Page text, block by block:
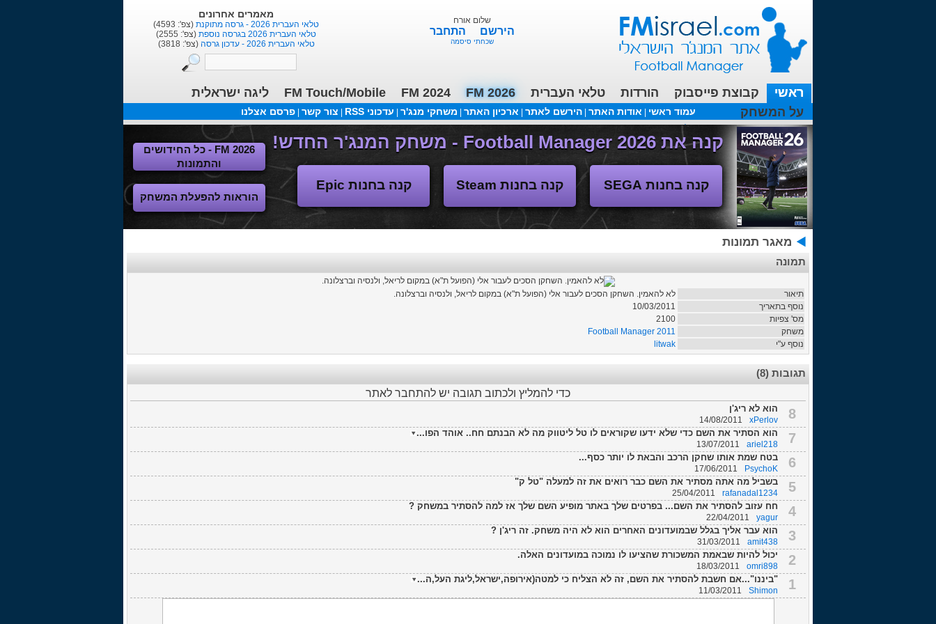
הורדות אחרונות
FM 26 - ליגות נמוכות, תקציבים, העברות 13/2
(הו': 1384)
תלבושת לליגת העל+הלאומית(הו': 1093)
ליגות נשים ישראלית בכדורגל(הו': 105)
שלום אורח
הירשם התחבר
שכחתי סיסמה
ראשי קבוצת פייסבוק הורדות טלאי העברית FM 2026
FM 2024
FM Touch/Mobile
ליגה ישראלית
על המשחק
עמוד ראשי אודות האתר |הירשם לאתר ארכיון האתר משחקי מנג'ר עדכוני RSS צור קשר פרסם אצלנו
עכשיו בפורומים:FM19- איך יוצאים לחופשה עם המאמן ?
קנה את Football Manager 2026 - משחק המנג'ר החדש!
קנה בחנות SEGA קנה בחנות Steam קנה בחנות Epic
FM 2026 - כל החידושים
והתמונות
הוראות להפעלת המשחק
מאגר תמונות
תמונה
תיאור
לא להאמין. השחקן הסכים לעבור אלי (הפועל ת"א) במקום לריאל, ולנסיה וברצלונה.
נוסף בתאריך
10/03/2011
מס' צפיות
2100
משחק
Football Manager 2011
נוסף ע"י
litwak
תגובות (8)
כדי להמליץ ולכתוב תגובה יש להתחבר לאתר
8 הוא לא ריג'ן
xPerlov
14/08/2011
7 הוא הסתיר את השם כדי שלא ידעו שקוראים לו טל ליטווק מה לא הבנתם חח.. אוהד הפו...
ariel218
13/07/2011
6 בטח שמת אותו שחקן הרכב והבאת לו יותר כסף...
PsychoK
17/06/2011
5 בשביל מה אתה מסתיר את השם כבר רואים את זה למעלה "טל ק"
rafanadal1234
25/04/2011
4 חח עזוב להסתיר את השם... בפרטים שלך באתר מופיע השם שלך אז למה להסתיר במשחק ?
yagur
22/04/2011
3 הוא עבר אליך בגלל שבמועדונים האחרים הוא לא היה משחק. זה ריג'ן ?
amit438
31/03/2011
2 יכול להיות שבאמת המשכורת שהציעו לו נמוכה במועדונים האלה.
omri898
18/03/2011
1 "ביננו"...אם חשבת להסתיר את השם, זה לא הצליח כי למטה(אירופה,ישראל,ליגת העל,ה...
Shimon
11/03/2011